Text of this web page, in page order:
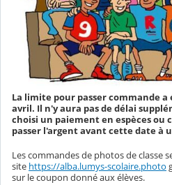
La limite pour passer commande
avril. Il n'y aura pas de délai
choisi un paiement en espèces ou
passer l'argent avant cette date à
Les commandes de photos de classe
site https://alba.lumys-scolaire.photo
sur le coupon donné aux élèves.